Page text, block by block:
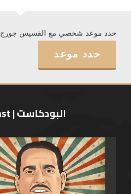
حدد موعد شخصي مع القسيس جورج
حدد موعد
البودكاست | Podcast